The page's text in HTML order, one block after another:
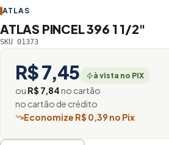
ATLAS
ATLAS PINCEL 396 1 1/2"
SKU 01373
R$ 7,45 à vista no PIX
ou R$ 7,84no cartão
no cartão de crédito
Economize R$ 0,39 no Pix